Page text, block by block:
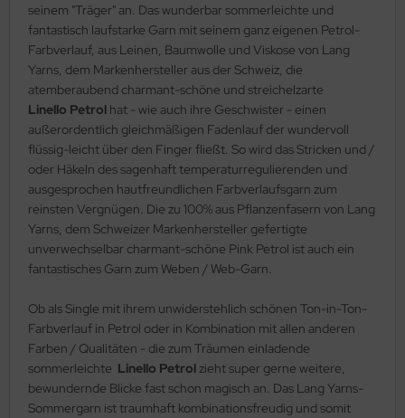
seinem "Träger" an. Das wunderbar sommerleichte und
fantastisch laufstarke Garn mit seinem ganz eigenen Petrol-
Farbverlauf, aus Leinen, Baumwolle und Viskose von Lang
Yarns, dem Markenhersteller aus der Schweiz, die
atemberaubend charmant-schöne und streichelzarte
Linello Petrol hat - wie auch ihre Geschwister - einen
außerordentlich gleichmäßigen Fadenlauf der wundervoll
flüssig-leicht über den Finger fließt. So wird das Stricken und /
oder Häkeln des sagenhaft temperaturregulierenden und
ausgesprochen hautfreundlichen Farbverlaufsgarn zum
reinsten Vergnügen. Die zu 100% aus Pflanzenfasern von Lang
Yarns, dem Schweizer Markenhersteller gefertigte
unverwechselbar charmant-schöne Pink Petrol ist auch ein
fantastisches Garn zum Weben / Web-Garn.
Ob als Single mit ihrem unwiderstehlich schönen Ton-in-Ton-
Farbverlauf in Petrol oder in Kombination mit allen anderen
Farben / Qualitäten - die zum Träumen einladende
sommerleichte Linello Petrolzieht super gerne weitere,
bewundernde Blicke fast schon magisch an. Das Lang Yarns-
Sommergarn ist traumhaft kombinationsfreudig und somit